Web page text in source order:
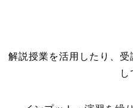
解説授業を活用したり、
し